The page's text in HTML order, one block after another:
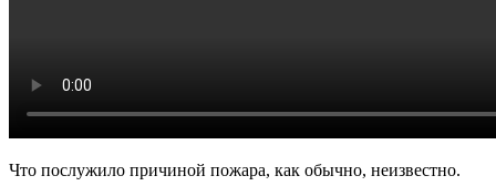
Что послужило причиной пожара, как обычно, неизвестно.